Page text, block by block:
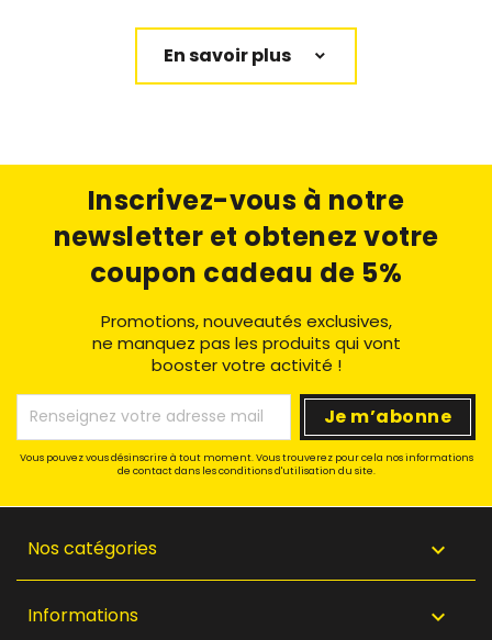
En savoir plus
Inscrivez-vous à notre
newsletter et obtenez votre
coupon cadeau de 5%
Promotions, nouveautés exclusives,
ne manquez pas les produits qui vont
booster votre activité !
Vous pouvez vous désinscrire à tout moment. Vous trouverez pour cela nos informations
de contact dans les conditions d'utilisation du site.
Nos catégories 
Informations 